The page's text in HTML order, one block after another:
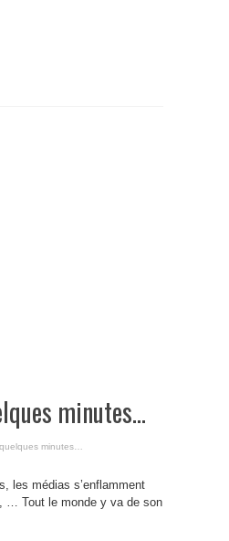
minutes…
minutes…
les médias s’enflamment
… Tout le monde y va de son